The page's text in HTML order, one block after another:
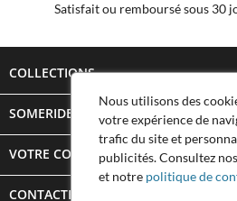
Satisfait ou remboursé sous 30
COLLECTIONS
SOMERIDE STORY
VOTRE COMPTE
CONTACTEZ SOMERIDE
Nous utilisons des
votre expérience de
trafic du site et
publicités. Consultez nos
et notre politique de